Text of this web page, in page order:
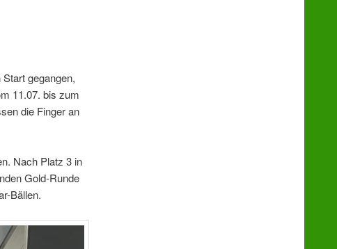
gegangen,
11.07. bis zum
die Finger an
Nach Platz 3 in
Gold-Runde
Bällen.